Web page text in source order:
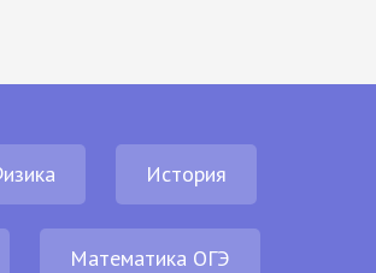
История
Математика ОГЭ